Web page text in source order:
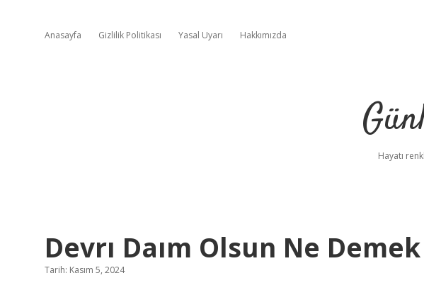
Anasayfa Gizlilik Politikası Yasal Uyarı Hakkımızda
Hayatı
Devrı Daım Olsun Ne Demek
Tarih: Kasım 5, 2024